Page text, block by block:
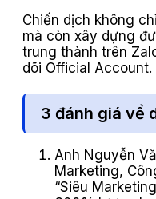
Chiến dịch không
mà còn xây dựng
trung thành trên
dõi Official Account.
3 đánh giá về
Anh Nguyễn
Marketing,
“Siêu